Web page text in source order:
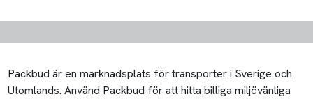
Packbud är en marknadsplats för transporter i Sverige och
Utomlands. Använd Packbud för att hitta billiga miljövänliga